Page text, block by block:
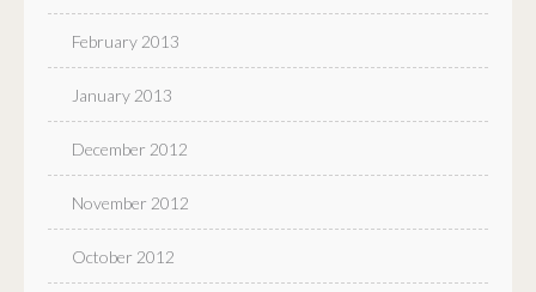
February 2013
January 2013
December 2012
November 2012
October 2012